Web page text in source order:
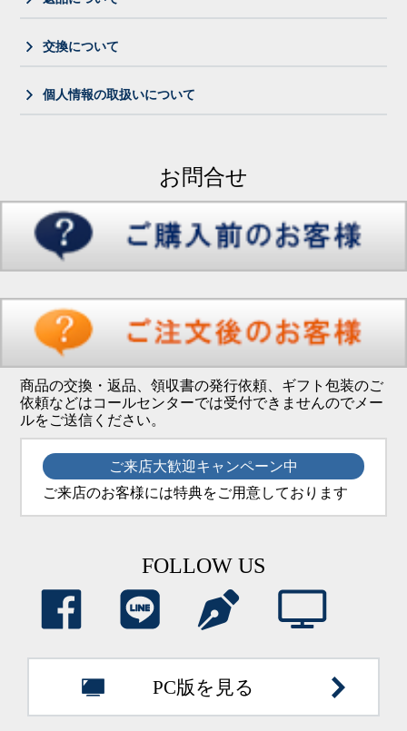
交換について
個人情報の取扱いについて
お問合せ
商品の交換・返品、領収書の発行依頼、ギフト包装のご
依頼などはコールセンターでは受付できませんのでメー
ルをご送信ください。
ご来店大歓迎キャンペーン中
ご来店のお客様には特典をご用意しております
FOLLOW US
PC版を見る